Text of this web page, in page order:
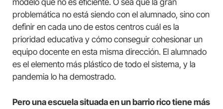
modelo que no es eficiente. O sea que la gran
problemática no está siendo con el alumnado, sino con
definir en cada uno de estos centros cuál es la
prioridad educativa y cómo conseguir cohesionar un
equipo docente en esta misma dirección. El alumnado
es el elemento más plástico de todo el sistema, y ​​la
pandemia lo ha demostrado.
Pero una escuela situada en un barrio rico tiene más